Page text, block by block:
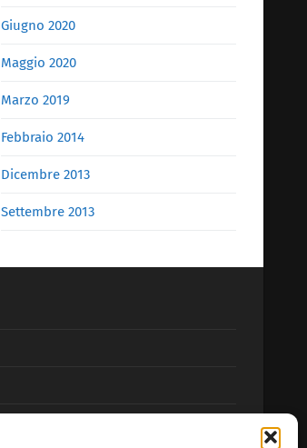
Giugno 2020
Maggio 2020
Marzo 2019
Febbraio 2014
Dicembre 2013
Settembre 2013